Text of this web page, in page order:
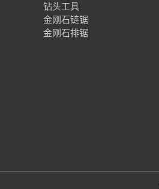
钻头工具
金刚石链锯
金刚石排锯